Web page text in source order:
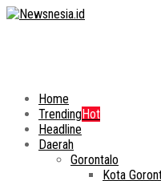
Home
TrendingHot
Headline
Daerah
Gorontalo
Kota